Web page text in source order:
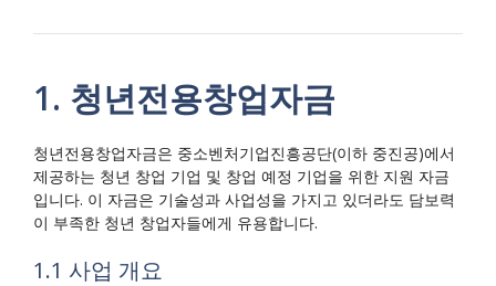
1. 청년전용창업자금
청년전용창업자금은 중소벤처기업진흥공단(이하 중진공)에서
제공하는 청년 창업 기업 및 창업 예정 기업을 위한 지원 자금
입니다. 이 자금은 기술성과 사업성을 가지고 있더라도 담보력
이 부족한 청년 창업자들에게 유용합니다.
1.1 사업 개요